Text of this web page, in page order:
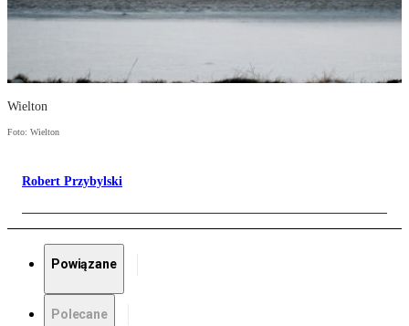
Wielton
Foto: Wielton
Robert Przybylski
Powiązane
Polecane